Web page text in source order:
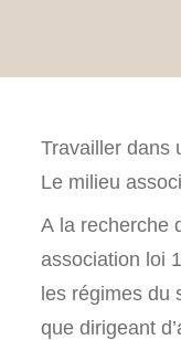
Travailler dans
Le milieu
A la recherche
association loi
les régimes du
que dirigeant